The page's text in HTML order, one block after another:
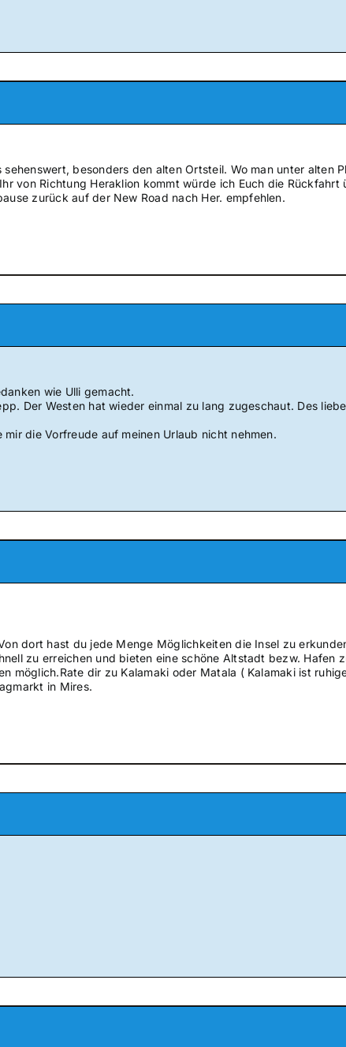
besonders den alten Ortsteil. Wo man unter alten
von Richtung Heraklion kommt würde ich Euch die
zurück auf der New Road nach Her. empfehlen.
wie Ulli gemacht.
Der Westen hat wieder einmal zu lang zugeschaut. Des
die Vorfreude auf meinen Urlaub nicht nehmen.
dort hast du jede Menge Möglichkeiten die Insel zu
zu erreichen und bieten eine schöne Altstadt bezw. Hafen
möglich.Rate dir zu Kalamaki oder Matala ( Kalamaki ist
in Mires.